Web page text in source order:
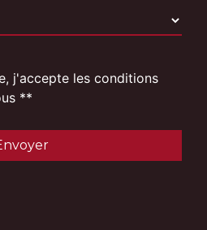
j'accepte les conditions
**